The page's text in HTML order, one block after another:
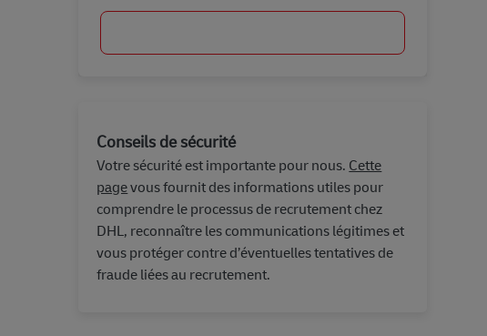
Conseils de sécurité
Votre sécurité est importante pour nous. Cette
pagevous fournit des informations utiles pour
comprendre le processus de recrutement chez
DHL, reconnaître les communications légitimes et
vous protéger contre d’éventuelles tentatives de
fraude liées au recrutement.